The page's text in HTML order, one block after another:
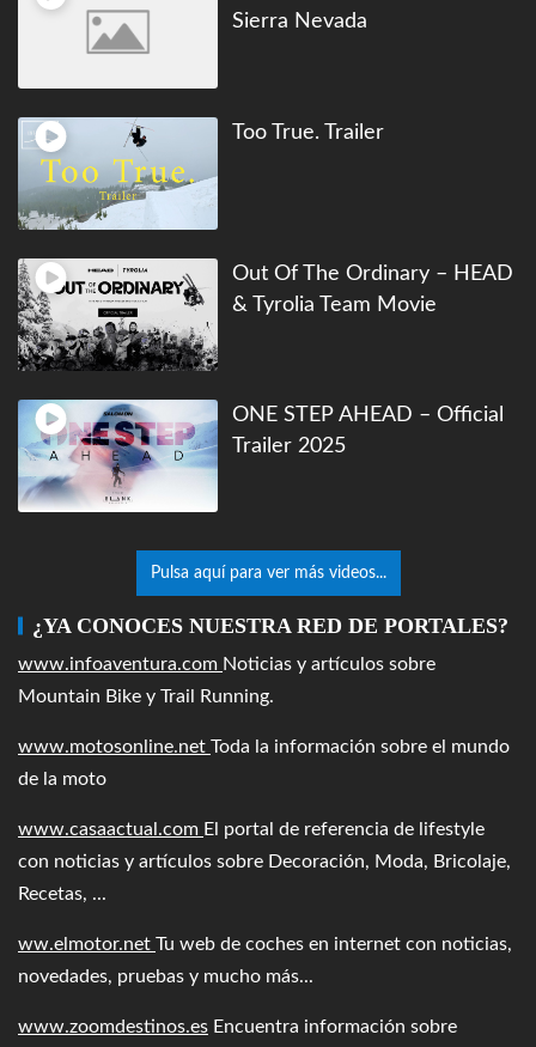
Sierra Nevada
Too True. Trailer
Out Of The Ordinary – HEAD
& Tyrolia Team Movie
ONE STEP AHEAD – Official
Trailer 2025
Pulsa aquí para ver más videos...
¿YA CONOCES NUESTRA RED DE PORTALES?
www.infoaventura.com Noticias y artículos sobre
Mountain Bike y Trail Running.
www.motosonline.net Toda la información sobre el mundo
de la moto
www.casaactual.com El portal de referencia de lifestyle
con noticias y artículos sobre Decoración, Moda, Bricolaje,
Recetas, ...
ww.elmotor.net Tu web de coches en internet con noticias,
novedades, pruebas y mucho más...
www.zoomdestinos.es Encuentra información sobre